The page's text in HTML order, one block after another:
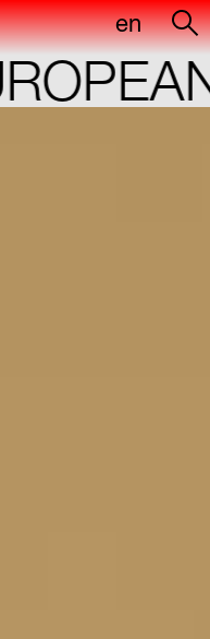
en